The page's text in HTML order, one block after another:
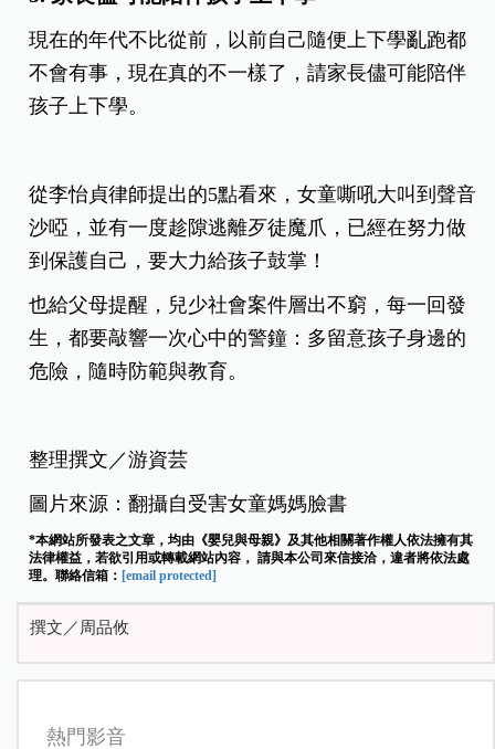
現在的年代不比從前，以前自己隨便上下學亂跑都
不會有事，現在真的不一樣了，請家長儘可能陪伴
孩子上下學。
從李怡貞律師提出的5點看來，女童嘶吼大叫到聲音
沙啞，並有一度趁隙逃離歹徒魔爪，已經在努力做
到保護自己，要大力給孩子鼓掌！
也給父母提醒，兒少社會案件層出不窮，每一回發
生，都要敲響一次心中的警鐘：多留意孩子身邊的
危險 ，隨時防範與教育。
整理撰文／游資芸
圖片來源：翻攝自受害女童媽媽臉書
*本網站所發表之文章，均由《嬰兒與母親》及其他相關著作權人依法擁有其
法律權益，若欲引用或轉載網站內容， 請與本公司來信接洽，違者將依法處
理。聯絡信箱： [email protected]
撰文／周品攸
熱門影音